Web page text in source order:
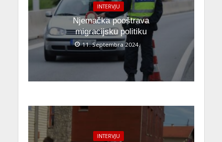
INTERVJU
Njemačka pooštrava
migracijsku politiku
11. Septembra 2024.
INTERVJU